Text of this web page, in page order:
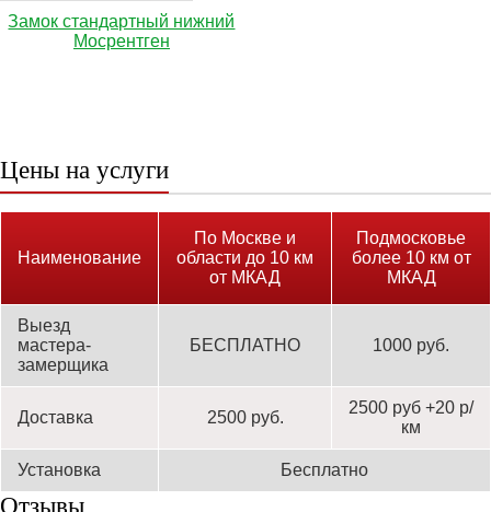
Замок стандартный нижний
Мосрентген
Цены на услуги
Наименование
По Москве и
области до 10 км
от МКАД
Подмосковье
более 10 км от
МКАД
Выезд
мастера-
замерщика
БЕСПЛАТНО 1000 руб.
Доставка 2500 руб.
2500 руб +20 р/
км
Установка Бесплатно
Отзывы